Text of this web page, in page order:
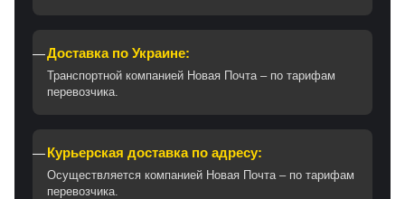
Доставка по Украине:
Транспортной компанией Новая Почта – по тарифам
перевозчика.
Курьерская доставка по адресу:
Осуществляется компанией Новая Почта – по тарифам
перевозчика.